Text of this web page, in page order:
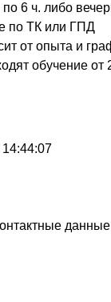
по 6 ч. либо
по ТК или ГПД
от опыта и
обучение от
14:44:07